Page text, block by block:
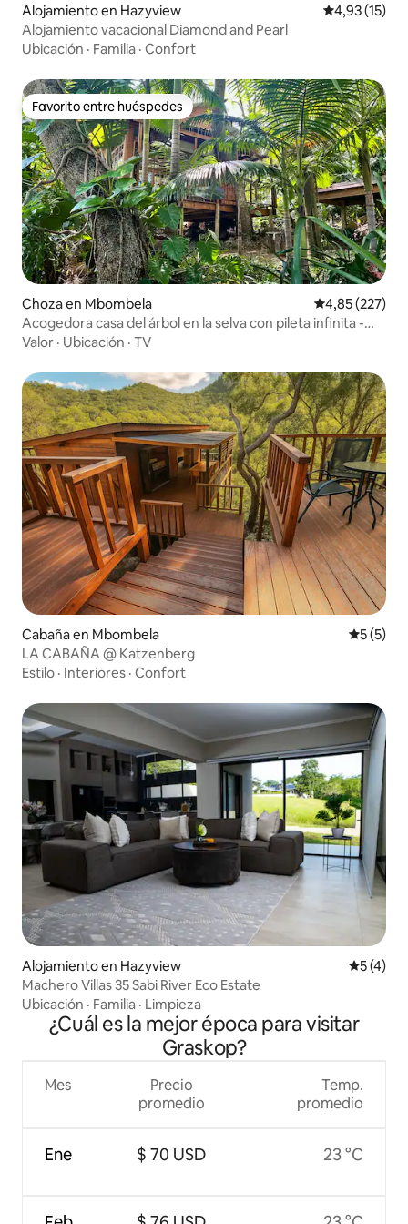
Alojamiento en Hazyview Calificación
4,93 (15)
Alojamiento vacacional Diamond and Pearl
Ubicación · Familia · Confort
Favorito entre huéspedes
Favorito entre huéspedes
Choza en Mbombela Calificación
4,85 (227)
Acogedora casa del árbol en la selva con pileta infinita -
Unidad 5
Valor · Ubicación · TV
Cabaña en Mbombela
5 (5)
LA CABAÑA @ Katzenberg
Estilo · Interiores · Confort
Alojamiento en Hazyview
5 (4)
Machero Villas 35 Sabi River Eco Estate
Ubicación · Familia · Limpieza
¿Cuál es la mejor época para visitar
Graskop?
Mes
Ene
Precio
promedio
$ 70 USD
Temp.
promedio
23 °C